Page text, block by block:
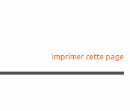
Imprimer cette page